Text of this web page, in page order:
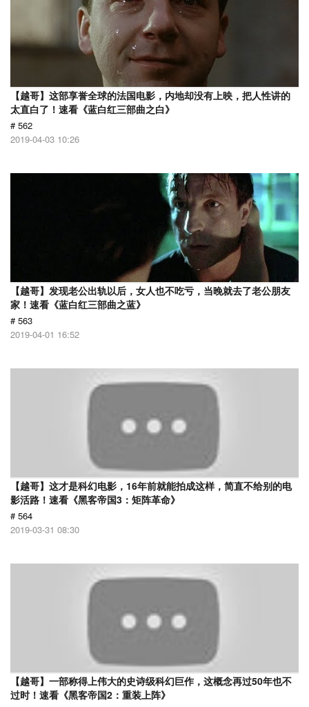
【越哥】这部享誉全球的法国电影，内地却没有上映，把人性讲的
太直白了！速看《蓝白红三部曲之白》
# 562
2019-04-03 10:26
【越哥】发现老公出轨以后，女人也不吃亏，当晚就去了老公朋友
家！速看《蓝白红三部曲之蓝》
# 563
2019-04-01 16:52
【越哥】这才是科幻电影，16年前就能拍成这样，简直不给别的电
影活路！速看《黑客帝国3：矩阵革命》
# 564
2019-03-31 08:30
【越哥】一部称得上伟大的史诗级科幻巨作，这概念再过50年也不
过时！速看《黑客帝国2：重装上阵》